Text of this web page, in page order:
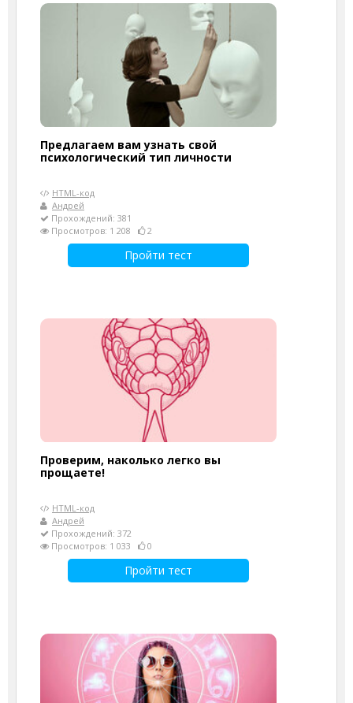
Предлагаем вам узнать свой
психологический тип личности
HTML-код
Андрей
Прохождений: 381
Просмотров: 1 208
2
Пройти тест
Проверим, наколько легко вы
прощаете!
HTML-код
Андрей
Прохождений: 372
Просмотров: 1 033
0
Пройти тест